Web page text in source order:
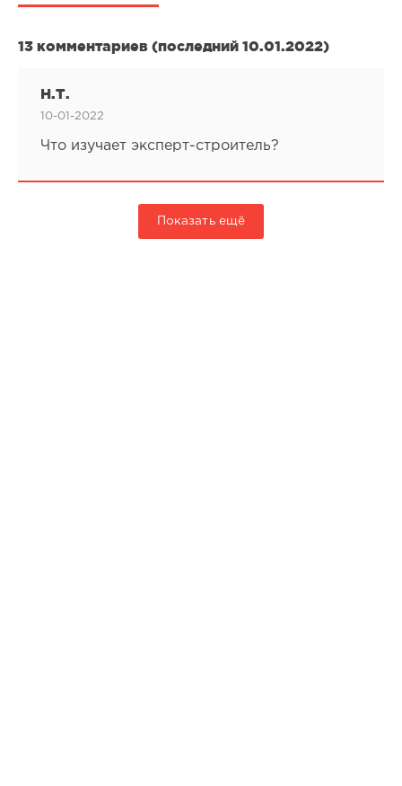
13 комментариев (последний 10.01.2022)
Н.Т.
10-01-2022
Что изучает эксперт-строитель?
Показать ещё